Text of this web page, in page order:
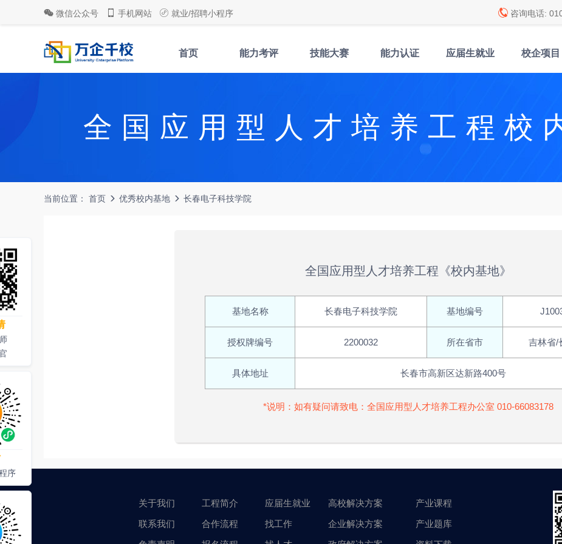
微信公众号 手机网站 就业/招聘小程序 咨询电话:
首页 能力考评 技能大赛 能力认证 应届生就业 校企项目
全国应用型人才培养工程校
当前位置： 首页 优秀校内基地 长春电子科技学院
全国应用型人才培养工程《校内基地》
基地名称 长春电子科技学院 基地编号
授权牌编号 2200032 所在省市 吉林省/
具体地址 长春市高新区达新路400号
*说明：如有疑问请致电：全国应用型人才培养工程办公室 010-66083178
关于我们 工程简介 应届生就业 高校解决方案
产业课程
联系我们
合作流程 找工作 企业解决方案
产业题库
序